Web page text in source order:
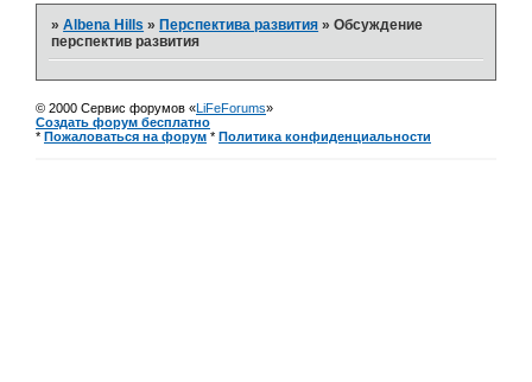
»Albena Hills »Перспектива развития »Обсуждение
перспектив развития
© 2000 Сервис форумов «LiFeForums»
Создать форум бесплатно
* Пожаловаться на форум * Политика конфиденциальности